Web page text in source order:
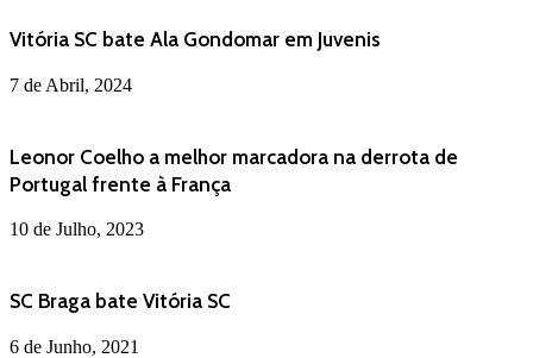
Vitória SC bate Ala Gondomar em Juvenis
7 de Abril, 2024
Leonor Coelho a melhor marcadora na derrota de
Portugal frente à França
10 de Julho, 2023
SC Braga bate Vitória SC
6 de Junho, 2021